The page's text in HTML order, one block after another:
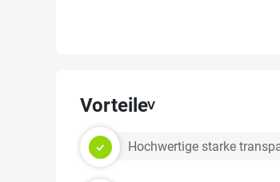
Vorteile
Hochwertige starke